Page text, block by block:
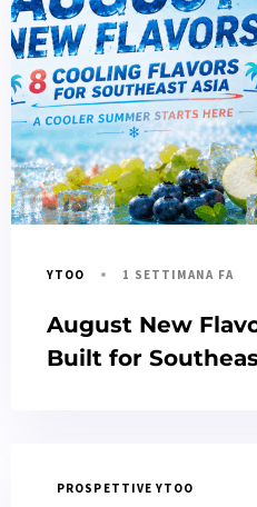
YTOO 1 SETTIMANA FA
August New
Built for
PROSPETTIVE YTOO